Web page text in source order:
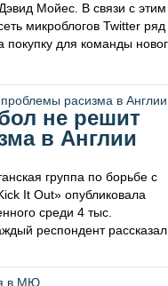
Мойес. В связи с этим
микроблогов Twitter ряд
покупку для команды
не решит
в Англии
группа по борьбе с
It Out» опубликовала
среди 4 тыс.
респондент рассказал